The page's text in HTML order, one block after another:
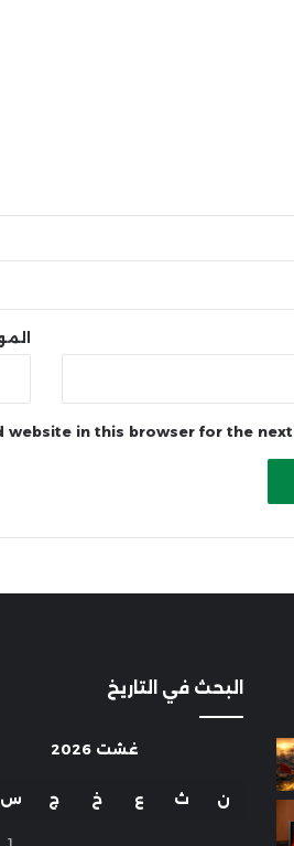
website in this browser for the
البحث في التاريخ
غشت 2026
ن ث ع خ ج س